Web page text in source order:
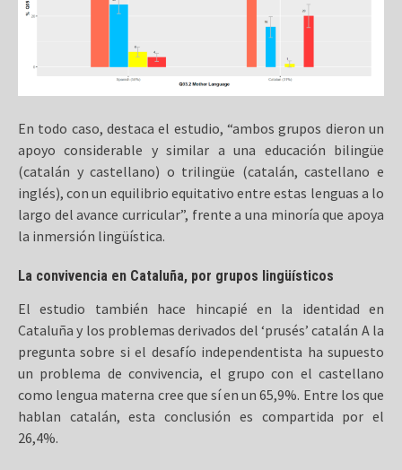
En todo caso, destaca el estudio, “ambos grupos dieron un
apoyo considerable y similar a una educación bilingüe
(catalán y castellano) o trilingüe (catalán, castellano e
inglés), con un equilibrio equitativo entre estas lenguas a lo
largo del avance curricular”, frente a una minoría que apoya
la inmersión lingüística.
La convivencia en Cataluña, por grupos lingüísticos
El estudio también hace hincapié en la identidad en
Cataluña y los problemas derivados del ‘prusés’ catalán A la
pregunta sobre si el desafío independentista ha supuesto
un problema de convivencia, el grupo con el castellano
como lengua materna cree que sí en un 65,9%. Entre los que
hablan catalán, esta conclusión es compartida por el
26,4%.